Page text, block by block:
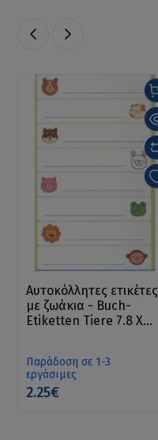
Αυτοκόλλητες ετικέτες
με ζωάκια - Buch-
Etiketten Tiere 7.8 X
Παράδοση σε 1-3
εργάσιμες
2.25€